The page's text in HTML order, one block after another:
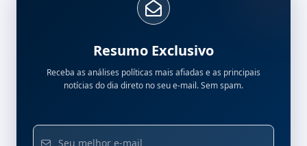
Resumo Exclusivo
Receba as análises políticas mais afiadas e as principais
notícias do dia direto no seu e-mail. Sem spam.